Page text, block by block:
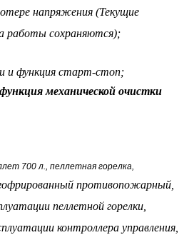
напряжения (Текущие
работы сохраняются);
и функция старт-стоп;
механической очистки
700 л., пеллетная горелка,
противопожарный,
пеллетной горелки,
контроллера управления,